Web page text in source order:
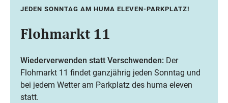
JEDEN SONNTAG AM HUMA ELEVEN-PARKPLATZ!
Flohmarkt 11
Wiederverwenden statt Verschwenden: Der
Flohmarkt 11 findet ganzjährig jeden Sonntag und
bei jedem Wetter am Parkplatz des huma eleven
statt.